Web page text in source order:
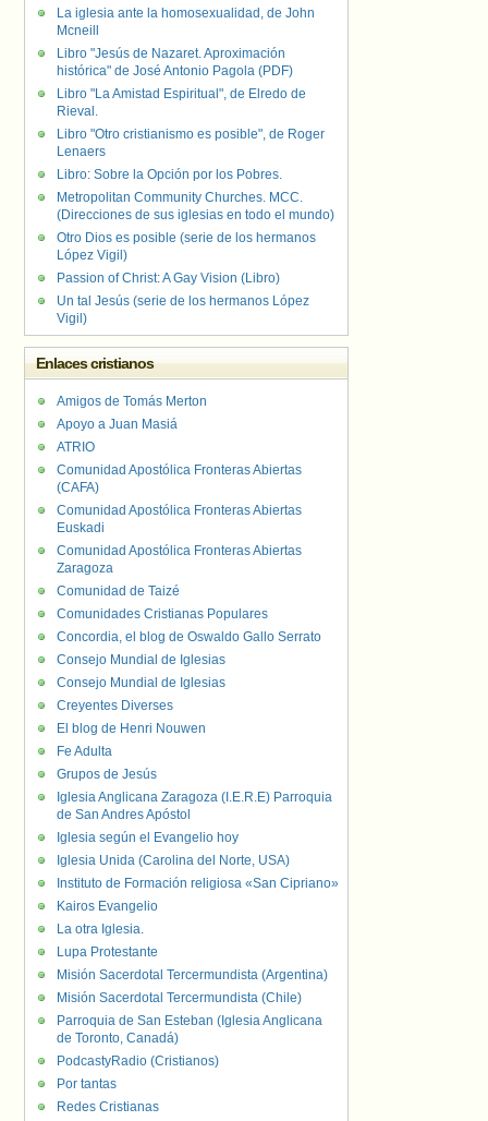
La iglesia ante la homosexualidad, de John
Mcneill
Libro "Jesús de Nazaret. Aproximación
histórica" de José Antonio Pagola (PDF)
Libro "La Amistad Espiritual", de Elredo de
Rieval.
Libro "Otro cristianismo es posible", de Roger
Lenaers
Libro: Sobre la Opción por los Pobres.
Metropolitan Community Churches. MCC.
(Direcciones de sus iglesias en todo el mundo)
Otro Dios es posible (serie de los hermanos
López Vigil)
Passion of Christ: A Gay Vision (Libro)
Un tal Jesús (serie de los hermanos López
Vigil)
Enlaces cristianos
Amigos de Tomás Merton
Apoyo a Juan Masiá
ATRIO
Comunidad Apostólica Fronteras Abiertas
(CAFA)
Comunidad Apostólica Fronteras Abiertas
Euskadi
Comunidad Apostólica Fronteras Abiertas
Zaragoza
Comunidad de Taizé
Comunidades Cristianas Populares
Concordia, el blog de Oswaldo Gallo Serrato
Consejo Mundial de Iglesias
Consejo Mundial de Iglesias
Creyentes Diverses
El blog de Henri Nouwen
Fe Adulta
Grupos de Jesús
Iglesia Anglicana Zaragoza (I.E.R.E) Parroquia
de San Andres Apóstol
Iglesia según el Evangelio hoy
Iglesia Unida (Carolina del Norte, USA)
Instituto de Formación religiosa «San Cipriano»
Kairos Evangelio
La otra Iglesia.
Lupa Protestante
Misión Sacerdotal Tercermundista (Argentina)
Misión Sacerdotal Tercermundista (Chile)
Parroquia de San Esteban (Iglesia Anglicana
de Toronto, Canadá)
PodcastyRadio (Cristianos)
Por tantas
Redes Cristianas